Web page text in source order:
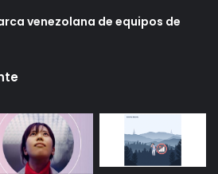
venezolana de equipos de